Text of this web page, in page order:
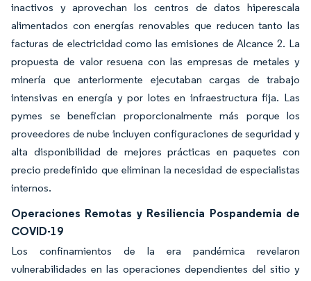
inactivos y aprovechan los centros de datos hiperescala
alimentados con energías renovables que reducen tanto las
facturas de electricidad como las emisiones de Alcance 2. La
propuesta de valor resuena con las empresas de metales y
minería que anteriormente ejecutaban cargas de trabajo
intensivas en energía y por lotes en infraestructura fija. Las
pymes se benefician proporcionalmente más porque los
proveedores de nube incluyen configuraciones de seguridad y
alta disponibilidad de mejores prácticas en paquetes con
precio predefinido que eliminan la necesidad de especialistas
internos.
Operaciones Remotas y Resiliencia Pospandemia de
COVID-19
Los confinamientos de la era pandémica revelaron
vulnerabilidades en las operaciones dependientes del sitio y